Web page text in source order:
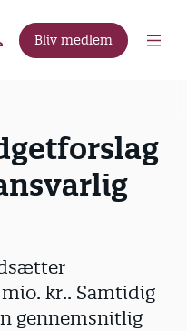
Bliv medlem
kr.. Samtidig
gennemsnitlig